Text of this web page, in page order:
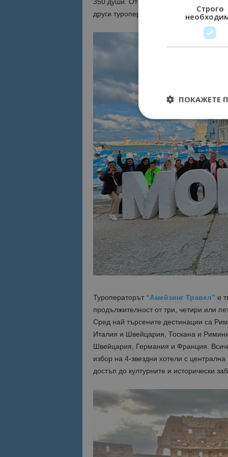
350 души. От компанията споделят, че
други туроператори.
Туроператорът “Амейзинг Травел” е
продължителност от три, четири или
Сред най търсените дестинации са
Италия и Швейцария, Тоскана и
Швейцария, Германия и Франция.
избор на 4-звездни хотели с
достъп до културните и исторически
Строго
ПОКАЖЕТЕ
Строго
управление на
Име
is_visitor_unique
is_unique
_ga_WXPDN4HSCV
Име